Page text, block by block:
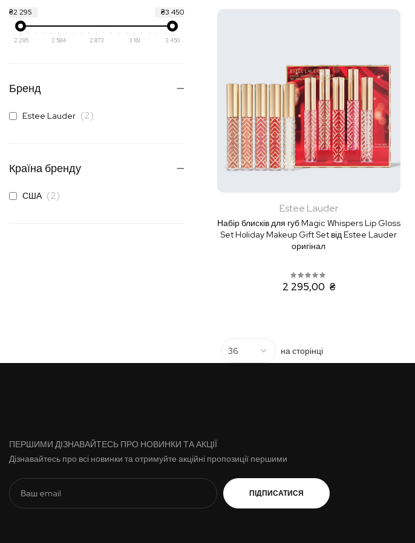
Estee Lauder
Набір блисків для губ Magic Whispers Lip Gloss
Set Holiday Makeup Gift Set від Estee Lauder
оригінал
2 295,00 ₴
на сторінці
₴2 295 ₴3 450
2 295 2 584 2 873 3 161 3 450
Бренд
Estee Lauder 2елементи
Країна бренду
США 2елементи
ПЕРШИМИ ДІЗНАВАЙТЕСЬ ПРО НОВИНКИ ТА АКЦІЇ
Дізнавайтесь про всі новинки та отримуйте акційні пропозиції першими
ПІДПИСАТИСЯ